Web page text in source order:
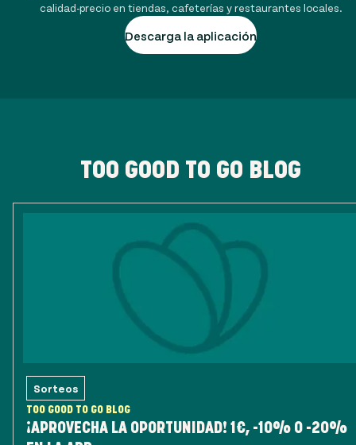
calidad-precio en tiendas, cafeterías y restaurantes locales.
Descarga la aplicación
TOO GOOD TO GO BLOG
Sorteos
TOO GOOD TO GO BLOG
¡APROVECHA LA OPORTUNIDAD! 1€, -10% O -20%